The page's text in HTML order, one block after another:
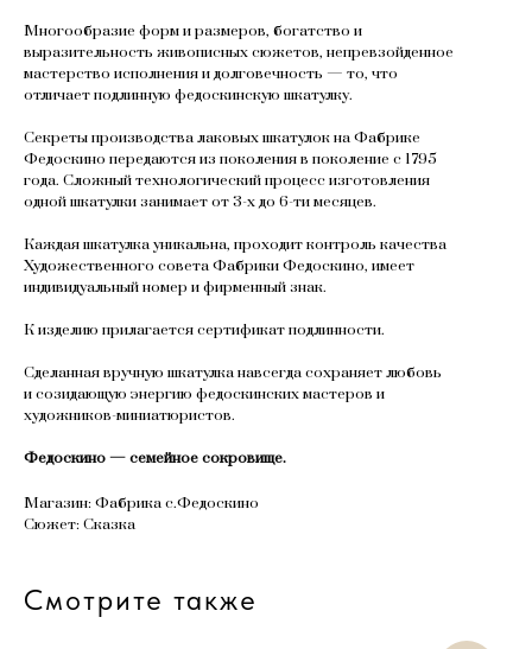
Многообразие форм и размеров, богатство и
выразительность живописных сюжетов, непревзойденное
мастерство исполнения и долговечность — то, что
отличает подлинную федоскинскую шкатулку.
Секреты производства лаковых шкатулок на Фабрике
Федоскино передаются из поколения в поколение с 1795
года. Сложный технологический процесс изготовления
одной шкатулки занимает от 3-х до 6-ти месяцев.
Каждая шкатулка уникальна, проходит контроль качества
Художественного совета Фабрики Федоскино, имеет
индивидуальный номер и фирменный знак.
К изделию прилагается сертификат подлинности.
Сделанная вручную шкатулка навсегда сохраняет любовь
и созидающую энергию федоскинских мастеров и
художников-миниатюристов.
Федоскино — семейное сокровище.
Магазин: Фабрика с.Федоскино
Сюжет: Сказка
Смотрите также